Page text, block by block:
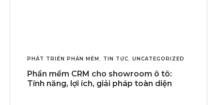
PHÁT TRIỂN PHẦN MỀM TIN TỨC UNCATEGORIZED
Phần mềm CRM cho showroom ô tô:
Tính năng, lợi ích, giải pháp toàn diện